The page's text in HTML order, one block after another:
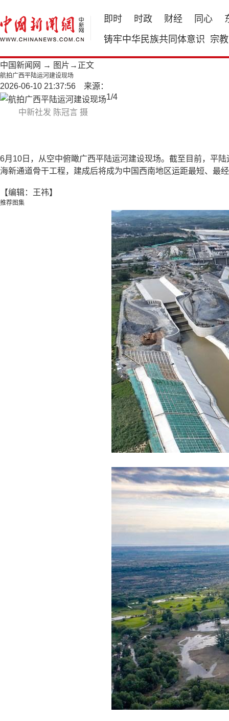
即时 时政 财经 同心
铸牢中华民族共同体意识 宗教
中国新闻网 → 图片 →正文
航拍广西平陆运河建设现场
2026-06-10 21:37:56 来源：
中新社发 陈冠言 摄
1/4
6月10日，从空中俯瞰广西平陆运河建设现场。截至目前，平
海新通道骨干工程，建成后将成为中国西南地区运距最短、最
【编辑：王祎】
推荐图集